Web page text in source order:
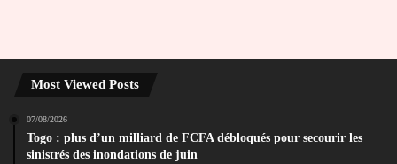
Most Viewed Posts
07/08/2026
Togo : plus d’un milliard de FCFA débloqués pour secourir les
sinistrés des inondations de juin